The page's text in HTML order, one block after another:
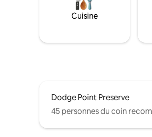
Cuisine
Dodge Point Preserve
45 personnes du coin